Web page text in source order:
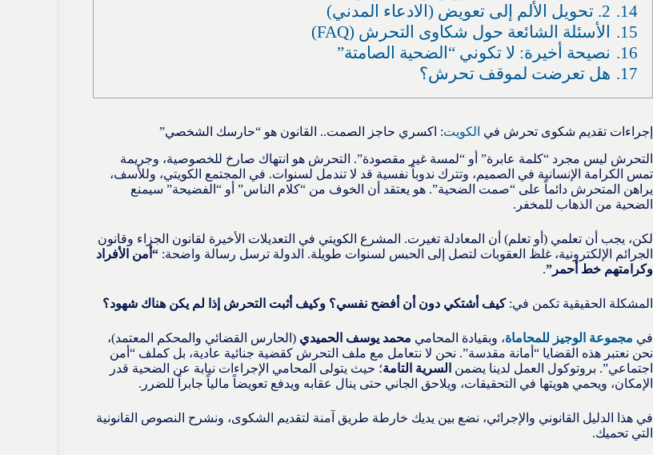
14.
2. تحويل الألم إلى تعويض (الادعاء المدني)
15.
الأسئلة الشائعة حول شكاوى التحرش (FAQ)
16.
نصيحة أخيرة: لا تكوني “الضحية الصامتة”
17.
هل تعرضت لموقف تحرش؟
إجراءات تقديم شكوى تحرش في الكويت: اكسري حاجز الصمت.. القانون هو “حارسك الشخصي”
التحرش ليس مجرد “كلمة عابرة” أو “لمسة غير مقصودة”. التحرش هو انتهاك صارخ للخصوصية، وجريمة
تمس الكرامة الإنسانية في الصميم، وتترك ندوباً نفسية قد لا تندمل لسنوات. في المجتمع الكويتي، وللأسف،
يراهن المتحرش دائماً على “صمت الضحية”. هو يعتقد أن الخوف من “كلام الناس” أو “الفضيحة” سيمنع
الضحية من الذهاب للمخفر.
لكن، يجب أن تعلمي (أو تعلم) أن المعادلة تغيرت. المشرع الكويتي في التعديلات الأخيرة لقانون الجزاء وقانون
الجرائم الإلكترونية، غلظ العقوبات لتصل إلى الحبس لسنوات طويلة. الدولة ترسل رسالة واضحة: “أمن الأفراد
وكرامتهم خط أحمر”.
المشكلة الحقيقية تكمن في:كيف أشتكي دون أن أفضح نفسي؟ وكيف أثبت التحرش إذا لم يكن هناك شهود؟
في مجموعة الوجيز للمحاماة، وبقيادة المحامي محمد يوسف الحميدي (الحارس القضائي والمحكم المعتمد)،
نحن نعتبر هذه القضايا “أمانة مقدسة”. نحن لا نتعامل مع ملف التحرش كقضية جنائية عادية، بل كملف “أمن
اجتماعي”. بروتوكول العمل لدينا يضمن السرية التامة؛ حيث يتولى المحامي الإجراءات نيابة عن الضحية قدر
الإمكان، ويحمي هويتها في التحقيقات، ويلاحق الجاني حتى ينال عقابه ويدفع تعويضاً مالياً جابراً للضرر.
في هذا الدليل القانوني والإجرائي، نضع بين يديك خارطة طريق آمنة لتقديم الشكوى، ونشرح النصوص القانونية
التي تحميك.